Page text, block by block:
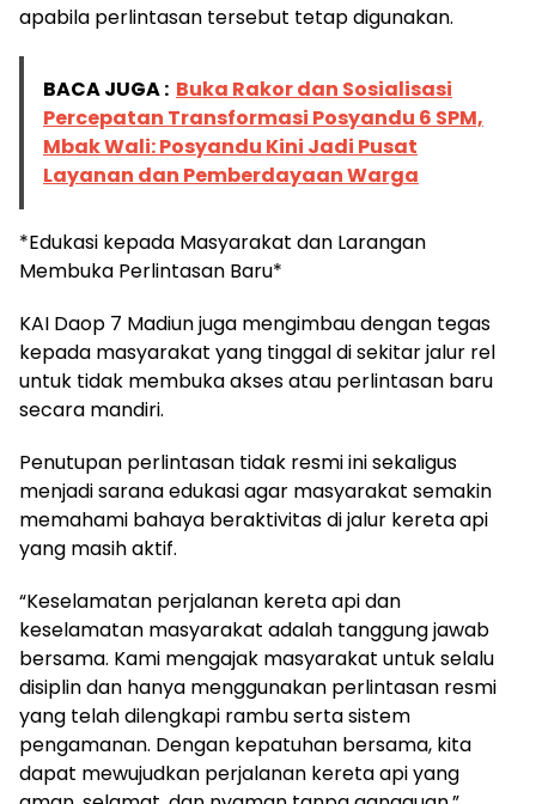
apabila perlintasan tersebut tetap digunakan.
BACA JUGA : Buka Rakor dan Sosialisasi
Percepatan Transformasi Posyandu 6 SPM,
Mbak Wali: Posyandu Kini Jadi Pusat
Layanan dan Pemberdayaan Warga
*Edukasi kepada Masyarakat dan Larangan
Membuka Perlintasan Baru*
KAI Daop 7 Madiun juga mengimbau dengan tegas
kepada masyarakat yang tinggal di sekitar jalur rel
untuk tidak membuka akses atau perlintasan baru
secara mandiri.
Penutupan perlintasan tidak resmi ini sekaligus
menjadi sarana edukasi agar masyarakat semakin
memahami bahaya beraktivitas di jalur kereta api
yang masih aktif.
“Keselamatan perjalanan kereta api dan
keselamatan masyarakat adalah tanggung jawab
bersama. Kami mengajak masyarakat untuk selalu
disiplin dan hanya menggunakan perlintasan resmi
yang telah dilengkapi rambu serta sistem
pengamanan. Dengan kepatuhan bersama, kita
dapat mewujudkan perjalanan kereta api yang